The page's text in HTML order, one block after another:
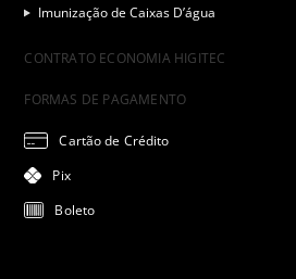
Imunização de Caixas D’água
CONTRATO ECONOMIA HIGITEC
FORMAS DE PAGAMENTO
Cartão de Crédito
Pix
Boleto